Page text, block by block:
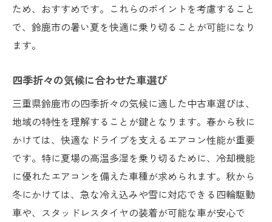
ため、おすすめです。これらのポイントを考慮すること
で、鈴鹿市の暑い夏を快適に乗り切ることが可能になり
ます。
四季折々の気候に合わせた車選び
三重県鈴鹿市の四季折々の気候に適した中古車選びは、
地域の特性を理解することが鍵となります。春から秋に
かけては、快適なドライブを支えるエアコン性能が重要
です。特に夏場の高温多湿を乗り切るために、冷却機能
に優れたエアコンを備えた車種が求められます。秋から
冬にかけては、急な冷え込みや雪に対応できる四輪駆動
車や、スタッドレスタイヤの装着が可能な車が安心で